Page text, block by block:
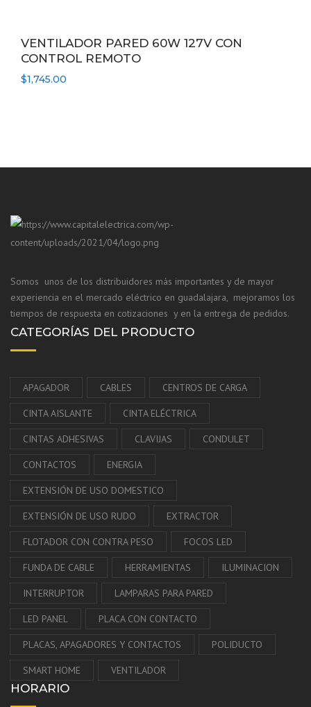
VENTILADOR PARED 60W 127V CON
CONTROL REMOTO
$1,745.00
Somos unos de los distribuidores más importantes y de mayor
experiencia en el mercado eléctrico en guadalajara, mejoramos los
tiempos de respuesta en cotizaciones y en la entrega de pedidos.
CATEGORÍAS DEL PRODUCTO
APAGADOR CABLES CENTROS DE CARGA
CINTA AISLANTE CINTA ELÉCTRICA
CINTAS ADHESIVAS CLAVIJAS CONDULET
CONTACTOS ENERGIA
EXTENSIÓN DE USO DOMESTICO
EXTENSIÓN DE USO RUDO EXTRACTOR
FLOTADOR CON CONTRA PESO FOCOS LED
FUNDA DE CABLE HERRAMIENTAS ILUMINACION
INTERRUPTOR LAMPARAS PARA PARED
LED PANEL PLACA CON CONTACTO
PLACAS, APAGADORES Y CONTACTOS POLIDUCTO
SMART HOME VENTILADOR
HORARIO